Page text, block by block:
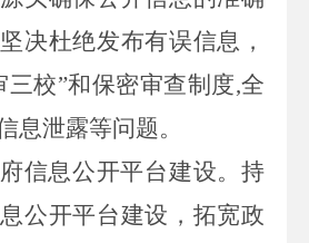
决杜绝发布有误信息，
三校”和保密审查制度,全
息泄露等问题。
信息公开平台建设。持
公开平台建设，拓宽政